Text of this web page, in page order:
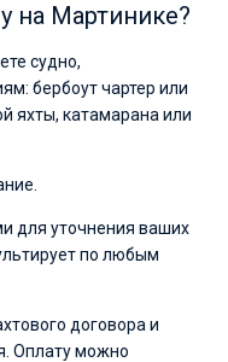
на Мартинике?
судно,
бербоут чартер или
яхты, катамарана или
для уточнения ваших
по любым
договора и
Оплату можно